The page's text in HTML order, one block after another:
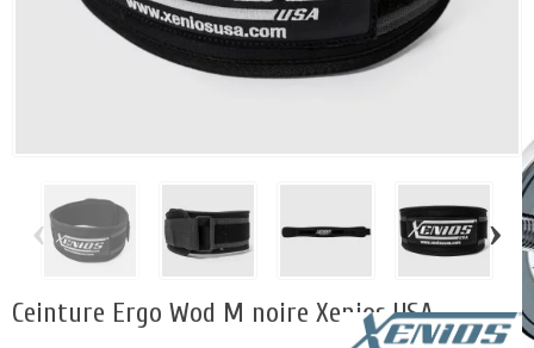
‹ ›
Ceinture Ergo Wod M noire Xenios USA